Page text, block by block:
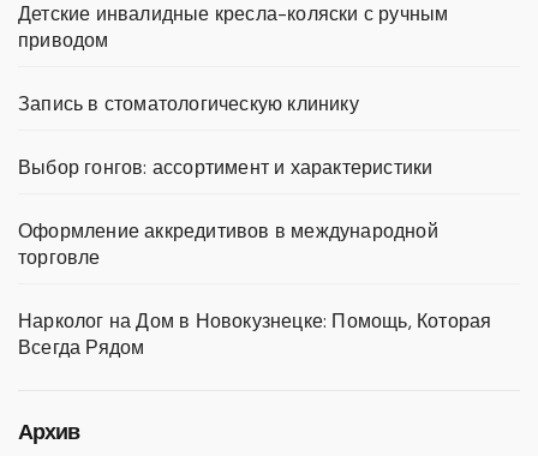
Детские инвалидные кресла-коляски с ручным
приводом
Запись в стоматологическую клинику
Выбор гонгов: ассортимент и характеристики
Оформление аккредитивов в международной
торговле
Нарколог на Дом в Новокузнецке: Помощь, Которая
Всегда Рядом
Архив